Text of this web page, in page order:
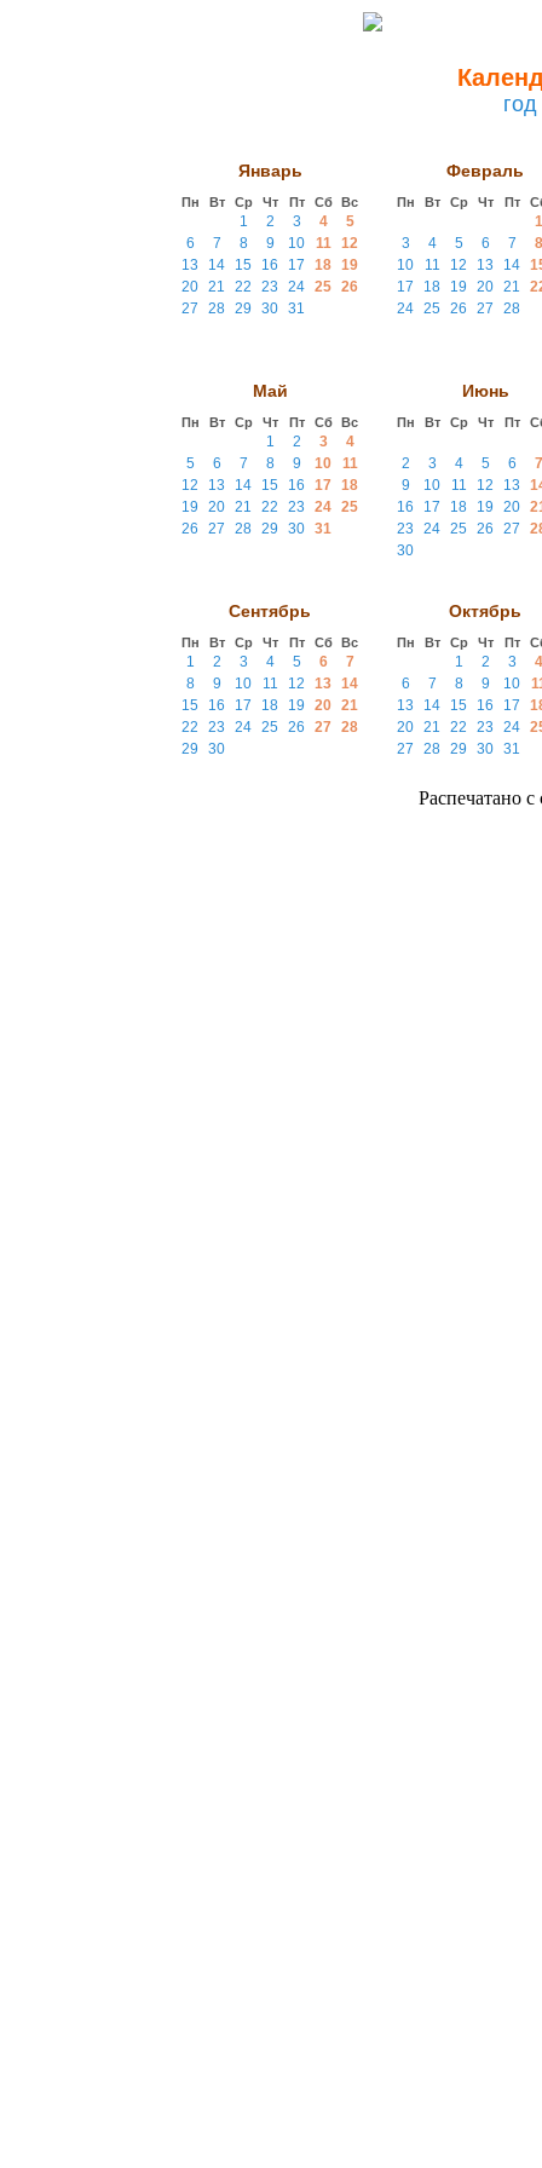
Январь
Пн Вт Ср Чт Пт Сб Вс
1 2 3 4
5
6
7 8 9 10 11
12
13
14 15 16 17 18 19
20 21 22 23 24 25 26
27
28 29 30 31
Февраль
Пн Вт Ср Чт Пт
1
3
4 5 6 7
8
10
11 12 13 14
17
18 19 20 21
24 25 26 27 28
Май
Пн Вт Ср Чт Пт Сб Вс
1 2 3
4
5
6 7 8 9 10
11
12
13 14 15 16 17
18
19
20 21 22 23 24 25
26
27 28 29 30 31
Июнь
Пн Вт Ср Чт Пт
2 3 4 5 6
7
9
10 11 12 13
16
17 18 19 20
23
24 25 26 27
30
Сентябрь
Пн Вт Ср Чт Пт Сб Вс
1 2 3 4 5 6
7
8
9 10 11 12 13 14
15
16 17 18 19 20 21
22
23 24 25 26 27
28
29
30
Октябрь
Пн Вт Ср Чт Пт
1 2 3
4
6
7 8 9 10
13
14 15 16 17
20 21 22 23 24
27
28 29 30 31
Распечатано с